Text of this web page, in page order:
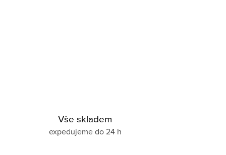
Vše skladem
expedujeme do 24 h